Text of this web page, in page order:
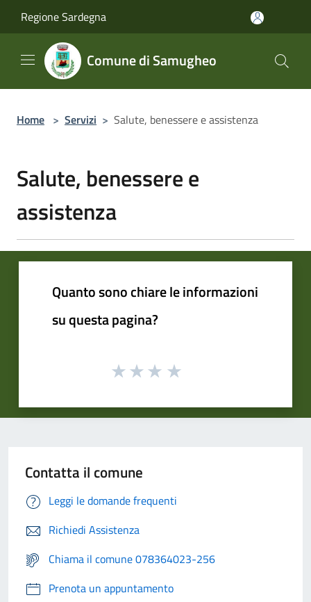
Regione Sardegna
Comune di Samugheo
Home > Servizi > Salute, benessere e assistenza
Salute, benessere e
assistenza
Quanto sono chiare le informazioni
su questa pagina?
Contatta il comune
Leggi le domande frequenti
Richiedi Assistenza
Chiama il comune 078364023-256
Prenota un appuntamento